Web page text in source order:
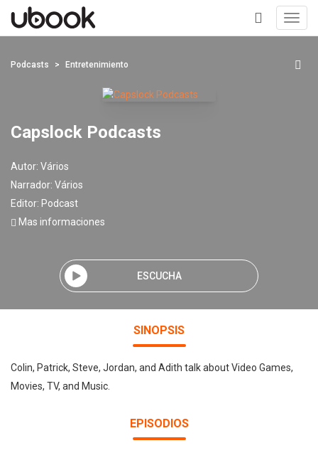
+
Podcasts Entretenimiento
Capslock Podcasts
Autor: Vários
Narrador: Vários
Editor: Podcast
Mas informaciones
ESCUCHA
SINOPSIS
Colin, Patrick, Steve, Jordan, and Adith talk about Video Games,
Movies, TV, and Music.
EPISODIOS